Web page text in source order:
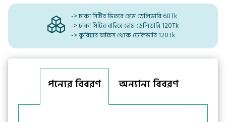
-> ঢাকা সিটির ভিতরে হোম ডেলিভারি 60Tk
-> ঢাকা সিটির বাহিরে হোম ডেলিভারি 120Tk
-> কুরিয়ার অফিস থেকে ডেলিভারি 120Tk
পন্যের বিবরণ অন্যান্য বিবরণ